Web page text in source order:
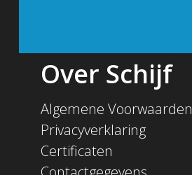
Over Schijf
Algemene Voorwaarden
Privacyverklaring
Certificaten